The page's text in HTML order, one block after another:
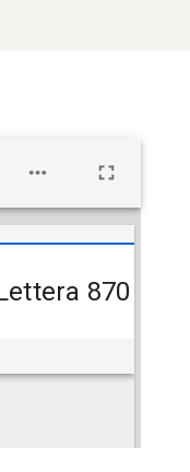
870
870